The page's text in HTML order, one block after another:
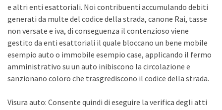
e altri enti esattoriali. Noi contribuenti accumulando debiti
generati da multe del codice della strada, canone Rai, tasse
non versate e iva, di conseguenza il contenzioso viene
gestito da enti esattoriali il quale bloccano un bene mobile
esempio auto o immobile esempio case, applicando il fermo
amministrativo su un auto inibiscono la circolazione e
sanzionano coloro che trasgrediscono il codice della strada.
Visura auto: Consente quindi di eseguire la verifica degli atti